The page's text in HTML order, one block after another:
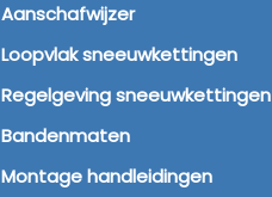
Aanschafwijzer
Loopvlak sneeuwkettingen
Regelgeving sneeuwkettingen
Bandenmaten
Montage handleidingen